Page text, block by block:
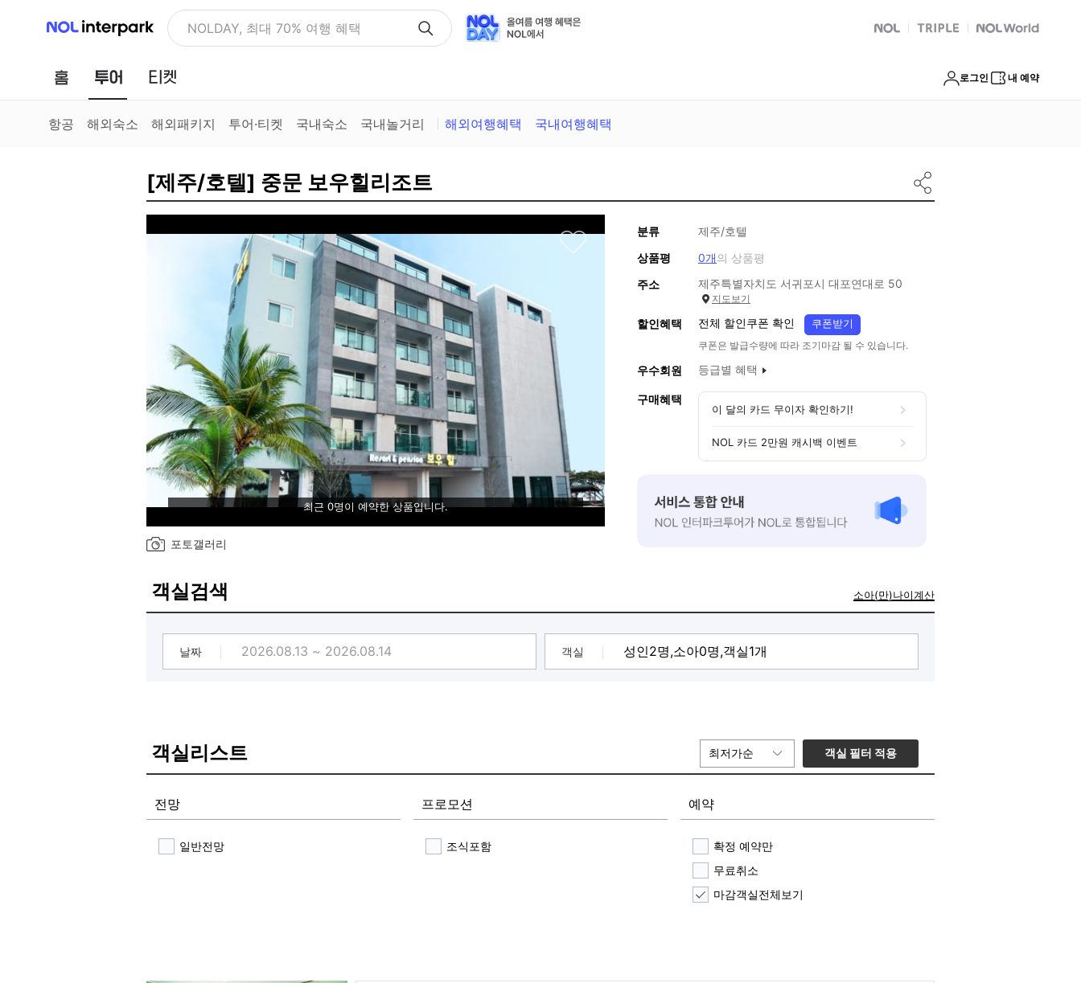
NOL 인터파크 NOLDAY, 최대 70% 여행 혜택 NOL 트리플 Global Interpark
홈 투어 로그인 내 예약
항공 해외숙소 해외패키지 투어·티켓 국내숙소 국내놀거리 해외여행혜택 국내여행혜택
[제주/호텔] 중문 보우힐리조트
최근 0명이 예약한 상품입니다.
포토갤러리
분류
제주/호텔
상품평
0개의 상품평
주소
제주특별자치도 서귀포시 대포연대로 50
지도보기
할인혜택 전체 할인쿠폰 확인 쿠폰받기
쿠폰은 발급수량에 따라 조기마감 될 수 있습니다.
우수회원 등급별 혜택
구매혜택
이 달의 카드 무이자 확인하기!
NOL 카드 2만원 캐시백 이벤트
객실검색 소아(만)나이계산
날짜 객실
객실리스트 최저가순 객실 필터 적용
전망
일반전망
프로모션
조식포함
예약
확정 예약만
무료취소
마감객실전체보기